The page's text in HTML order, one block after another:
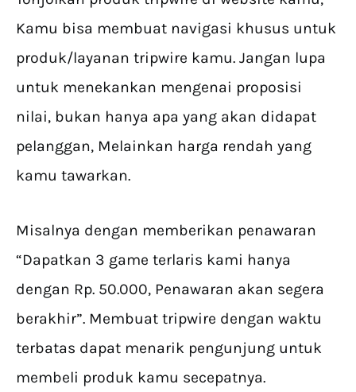
Kamu bisa membuat navigasi khusus untuk
produk/layanan tripwire kamu. Jangan lupa
untuk menekankan mengenai proposisi
nilai, bukan hanya apa yang akan didapat
pelanggan, Melainkan harga rendah yang
kamu tawarkan.
Misalnya dengan memberikan penawaran
“Dapatkan 3 game terlaris kami hanya
dengan Rp. 50.000, Penawaran akan segera
berakhir”. Membuat tripwire dengan waktu
terbatas dapat menarik pengunjung untuk
membeli produk kamu secepatnya.